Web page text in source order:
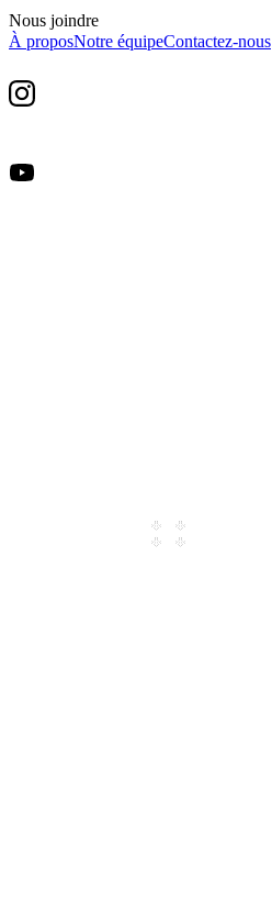
Nous joindre
À proposNotre équipeContactez-nous